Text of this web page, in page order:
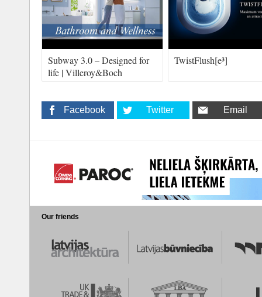
Subway 3.0 – Designed for
life | Villeroy&Boch
TwistFlush[e³]
Facebook Twitter Email
Our friends